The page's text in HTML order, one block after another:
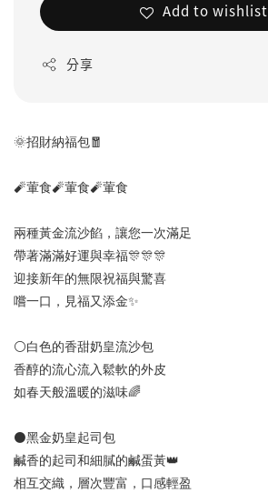
Add to wishlist
分享
🌞招財納福包🧧
🧨葷食🧨葷食🧨葷食
兩種黃金流沙餡，讓您一次滿足
帶著滿滿好運與幸福🎊🎊🎊
迎接新年的無限祝福與驚喜
嚐一口，見福又添金✨
⚪白色的香甜奶皇流沙包
香醇的流心流入鬆軟的外皮
如春天般溫暖的滋味🌈
⚫黑金奶皇起司包
鹹香的起司和細膩的鹹蛋黃👑
相互交織，層次豐富，口感輕盈